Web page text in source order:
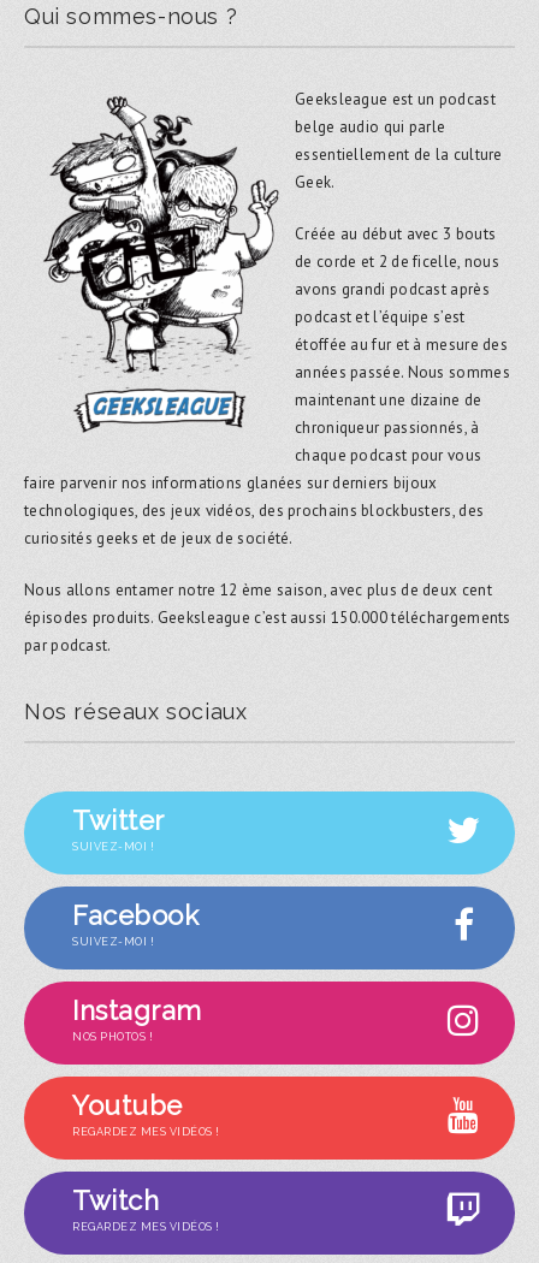
Qui sommes-nous ?
Geeksleague est un podcast
belge audio qui parle
essentiellement de la culture
Geek.
Créée au début avec 3 bouts
de corde et 2 de ficelle, nous
avons grandi podcast après
podcast et l’équipe s’est
étoffée au fur et à mesure des
années passée. Nous sommes
maintenant une dizaine de
chroniqueur passionnés, à
chaque podcast pour vous
faire parvenir nos informations glanées sur derniers bijoux
technologiques, des jeux vidéos, des prochains blockbusters, des
curiosités geeks et de jeux de société.
Nous allons entamer notre 12 ème saison, avec plus de deux cent
épisodes produits. Geeksleague c’est aussi 150.000 téléchargements
par podcast.
Nos réseaux sociaux
Twitter
SUIVEZ-MOI !
Facebook
SUIVEZ-MOI !
Instagram
NOS PHOTOS !
Youtube
REGARDEZ MES VIDÉOS !
Twitch
REGARDEZ MES VIDÉOS !